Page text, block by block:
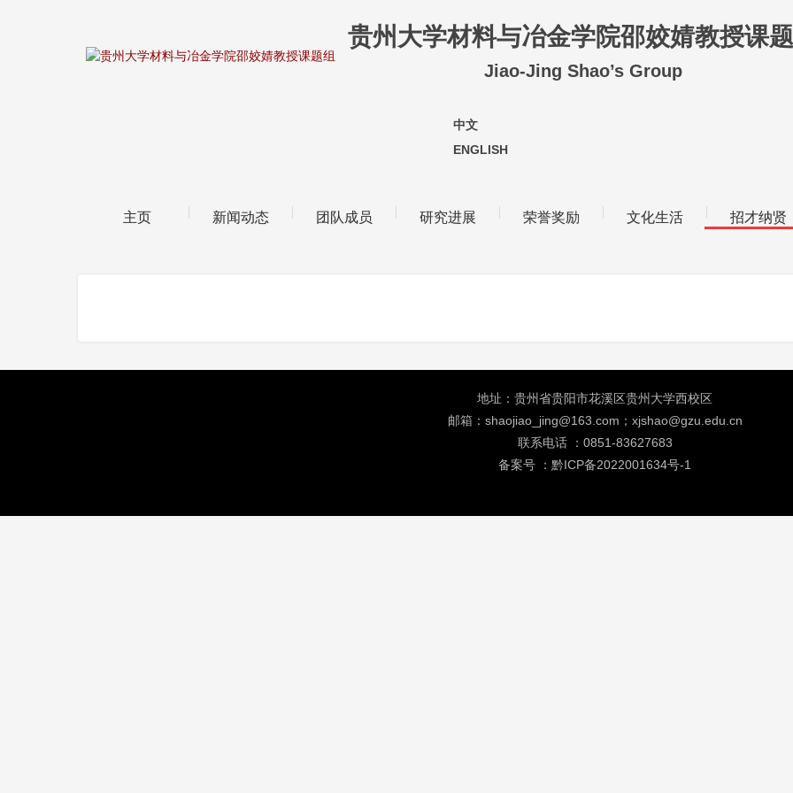
贵州大学材料与冶金学院邵姣婧教授课
Jiao-Jing Shao’s Group
中文
ENGLISH
主页 | 新闻动态 | 团队成员 | 研究进展 | 荣誉奖励 | 文化生活 | 招才纳贤
地址：贵州省贵阳市花溪区贵州大学西校区
邮箱：shaojiao_jing@163.com；xjshao@gzu.edu.cn
联系电话 ：0851-83627683
备案号 ：黔ICP备2022001634号-1